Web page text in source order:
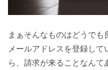
まぁそんなものはどうでも
メールアドレスを登録し
ら、請求が来ることなんて